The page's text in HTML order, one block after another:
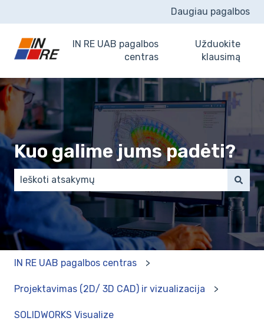
Daugiau pagalbos
IN RE UAB pagalbos
centras
Užduokite
klausimą
Kuo galime jums padėti?
There are no suggestions because the search field
IN RE UAB pagalbos centras
Projektavimas (2D/ 3D CAD) ir vizualizacija
SOLIDWORKS Visualize